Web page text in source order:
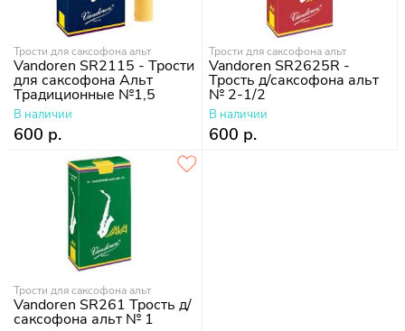
Трости для саксофона альт
Vandoren SR2115 - Трости
для саксофона Альт
Традиционные №1,5
В наличии
600 р.
Трости для саксофона альт
Vandoren SR2625R -
Трость д/саксофона альт
№ 2-1/2
В наличии
600 р.
Трости для саксофона альт
Vandoren SR261 Трость д/
саксофона альт № 1